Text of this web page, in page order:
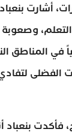
أشارت
في المناطق
الفضلى
فأكدت